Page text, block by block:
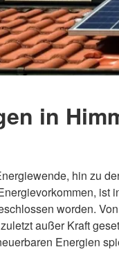
in
hin zu
ist
worden.
außer Kraft
Energien